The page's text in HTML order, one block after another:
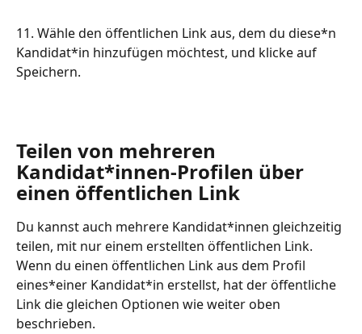
11. Wähle den öffentlichen Link aus, dem du diese*n
Kandidat*in hinzufügen möchtest, und klicke auf
Speichern.
Teilen von mehreren
Kandidat*innen-Profilen über
einen öffentlichen Link
Du kannst auch mehrere Kandidat*innen gleichzeitig
teilen, mit nur einem erstellten öffentlichen Link.
Wenn du einen öffentlichen Link aus dem Profil
eines*einer Kandidat*in erstellst, hat der öffentliche
Link die gleichen Optionen wie weiter oben
beschrieben.